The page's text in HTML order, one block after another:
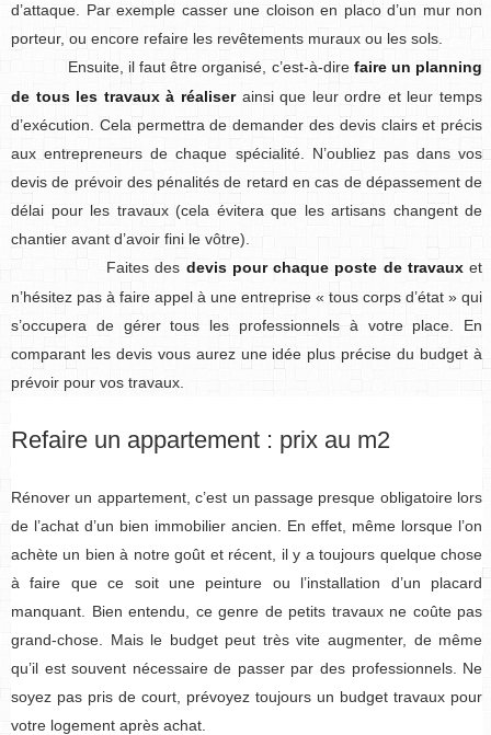
d’attaque. Par exemple casser une cloison en placo d’un mur non
porteur, ou encore refaire les revêtements muraux ou les sols.
Ensuite, il faut être organisé, c’est-à-dire faire un planning
de tous les travaux à réaliser ainsi que leur ordre et leur temps
d’exécution. Cela permettra de demander des devis clairs et précis
aux entrepreneurs de chaque spécialité. N’oubliez pas dans vos
devis de prévoir des pénalités de retard en cas de dépassement de
délai pour les travaux (cela évitera que les artisans changent de
chantier avant d’avoir fini le vôtre).
Faites des devis pour chaque poste de travaux et
n’hésitez pas à faire appel à une entreprise « tous corps d’état » qui
s’occupera de gérer tous les professionnels à votre place. En
comparant les devis vous aurez une idée plus précise du budget à
prévoir pour vos travaux.
Refaire un appartement : prix au m2
Rénover un appartement, c’est un passage presque obligatoire lors
de l’achat d’un bien immobilier ancien. En effet, même lorsque l’on
achète un bien à notre goût et récent, il y a toujours quelque chose
à faire que ce soit une peinture ou l’installation d’un placard
manquant. Bien entendu, ce genre de petits travaux ne coûte pas
grand-chose. Mais le budget peut très vite augmenter, de même
qu’il est souvent nécessaire de passer par des professionnels. Ne
soyez pas pris de court, prévoyez toujours un budget travaux pour
votre logement après achat.